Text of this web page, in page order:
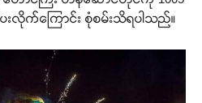
းလိုက်ကြောင်း စုံစမ်းသိရပါသည်။